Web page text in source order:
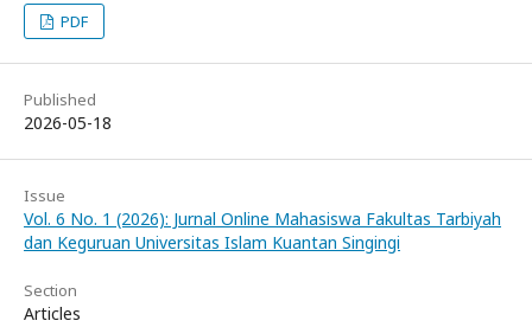
PDF
Published
2026-05-18
Issue
Vol. 6 No. 1 (2026): Jurnal Online Mahasiswa Fakultas Tarbiyah
dan Keguruan Universitas Islam Kuantan Singingi
Section
Articles